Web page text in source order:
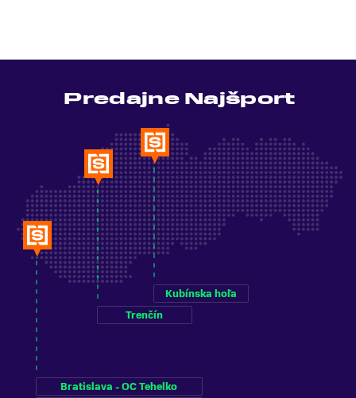
Predajne Najšport
Bratislava - OC Tehelko
Trenčín
Kubínska hoľa